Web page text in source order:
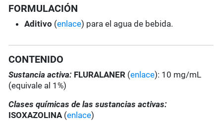
FORMULACIÓN
Aditivo (enlace) para el agua de bebida.
CONTENIDO
Sustancia activa: FLURALANER (enlace): 10 mg/mL
(equivale al 1%)
Clases químicas de las sustancias activas:
ISOXAZOLINA(enlace)